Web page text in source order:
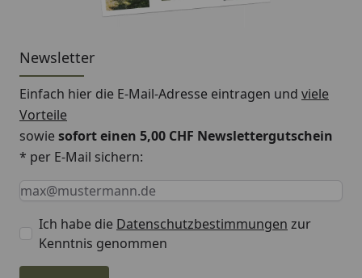
Newsletter
Einfach hier die E-Mail-Adresse eintragen und viele
Vorteile
sowiesofort einen 5,00 CHF Newslettergutschein
* per E-Mail sichern:
Keine Eingabe erforderlich
Eingabe erforderlich
E-Mail *
Ich habe die Datenschutzbestimmungen zur
Kenntnis genommen